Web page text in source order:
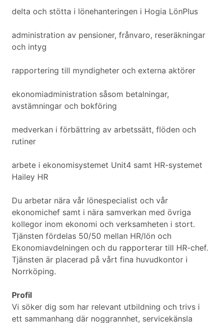
delta och stötta i lönehanteringen i Hogia LönPlus
administration av pensioner, frånvaro, reseräkningar
och intyg
rapportering till myndigheter och externa aktörer
ekonomiadministration såsom betalningar,
avstämningar och bokföring
medverkan i förbättring av arbetssätt, flöden och
rutiner
arbete i ekonomisystemet Unit4 samt HR-systemet
Hailey HR
Du arbetar nära vår lönespecialist och vår
ekonomichef samt i nära samverkan med övriga
kollegor inom ekonomi och verksamheten i stort.
Tjänsten fördelas 50/50 mellan HR/lön och
Ekonomiavdelningen och du rapporterar till HR-chef.
Tjänsten är placerad på vårt fina huvudkontor i
Norrköping.
Profil
Vi söker dig som har relevant utbildning och trivs i
ett sammanhang där noggrannhet, servicekänsla